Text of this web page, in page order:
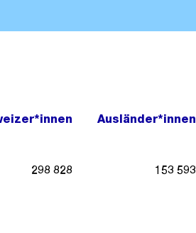
Ausländer*innen
298 828 153 593